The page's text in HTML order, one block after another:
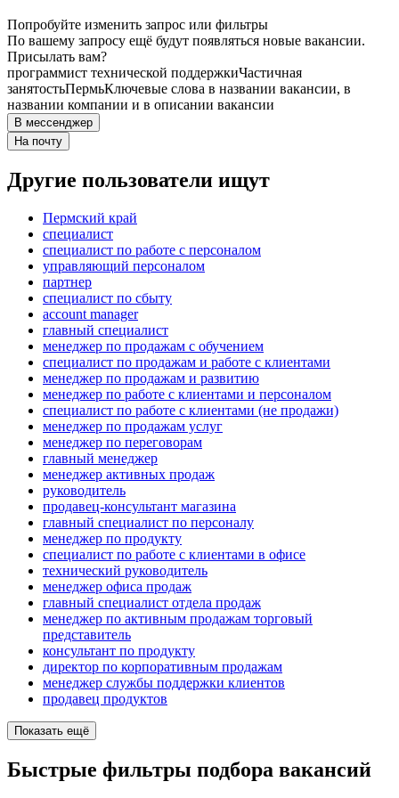
Попробуйте изменить запрос или фильтры
По вашему запросу ещё будут появляться новые вакансии.
Присылать вам?
программист технической поддержкиЧастичная
занятостьПермьКлючевые слова в названии вакансии, в
названии компании и в описании вакансии
В мессенджер
На почту
Другие пользователи ищут
Пермский край
специалист
специалист по работе с персоналом
управляющий персоналом
партнер
специалист по сбыту
account manager
главный специалист
менеджер по продажам с обучением
специалист по продажам и работе с клиентами
менеджер по продажам и развитию
менеджер по работе с клиентами и персоналом
специалист по работе с клиентами (не продажи)
менеджер по продажам услуг
менеджер по переговорам
главный менеджер
менеджер активных продаж
руководитель
продавец-консультант магазина
главный специалист по персоналу
менеджер по продукту
специалист по работе с клиентами в офисе
технический руководитель
менеджер офиса продаж
главный специалист отдела продаж
менеджер по активным продажам торговый
представитель
консультант по продукту
директор по корпоративным продажам
менеджер службы поддержки клиентов
продавец продуктов
Показать ещё
Быстрые фильтры подбора вакансий